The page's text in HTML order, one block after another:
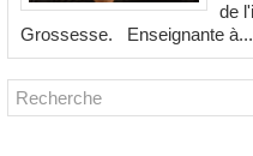
de
Grossesse. Enseignante à...